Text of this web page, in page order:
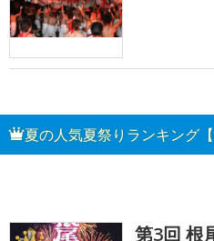
夏の人気夏祭りランキング
第3回 根